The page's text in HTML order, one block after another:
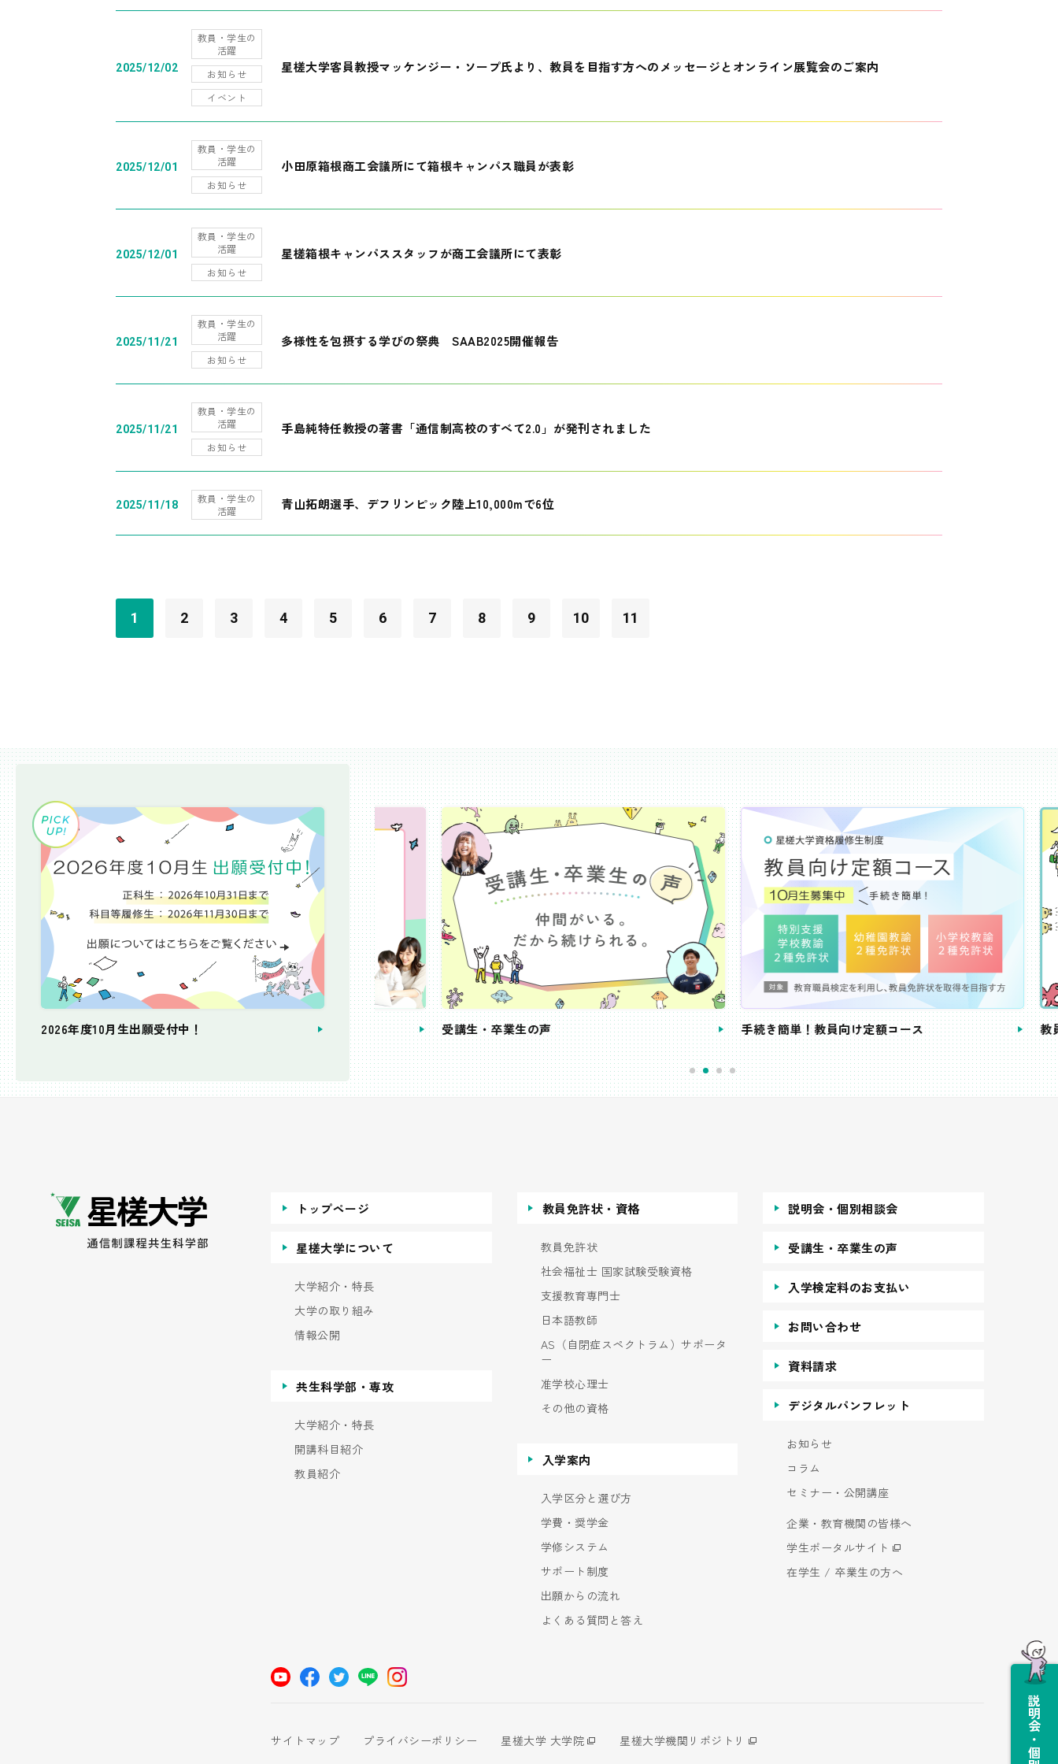
2025/12/02
教員・学生の
活躍
お知らせ
イベント
星槎大学客員教授マッケンジー・ソープ氏より、教員を目指す方へのメッセージとオンライン展覧会のご案内
2025/12/01
教員・学生の
活躍
お知らせ
小田原箱根商工会議所にて箱根キャンパス職員が表彰
2025/12/01
教員・学生の
活躍
お知らせ
星槎箱根キャンパススタッフが商工会議所にて表彰
2025/11/21
教員・学生の
活躍
お知らせ
多様性を包摂する学びの祭典 SAAB2025開催報告
2025/11/21
教員・学生の
活躍
お知らせ
手島純特任教授の著書「通信制高校のすべて2.0」が発刊されました
2025/11/18
教員・学生の
活躍
青山拓朗選手、デフリンピック陸上10,000mで6位
1 2 3 4 5 6 7 8 9 10 11
2026年度10月生出願受付中！
個別相談会 受講生・卒業生の声 手続き簡単！教員向け定額コース 教員免許状が
トップページ
星槎大学について
大学紹介・特長
大学の取り組み
情報公開
共生科学部・専攻
大学紹介・特長
開講科目紹介
教員紹介
教員免許状・資格
教員免許状
社会福祉士 国家試験受験資格
支援教育専門士
日本語教師
AS（自閉症スペクトラム）サポータ
ー
准学校心理士
その他の資格
入学案内
入学区分と選び方
学費・奨学金
学修システム
サポート制度
出願からの流れ
よくある質問と答え
説明会・個別相談会
受講生・卒業生の声
入学検定料のお支払い
お問い合わせ
資料請求
デジタルパンフレット
お知らせ
コラム
セミナー・公開講座
企業・教育機関の皆様へ
学生ポータルサイト
在学生 / 卒業生の方へ
サイトマップ プライバシーポリシー 星槎大学 大学院
星槎大学機関リポジトリ